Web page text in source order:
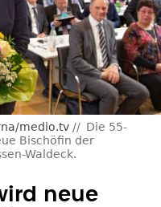
medio.tv
Die 55-
Bischöfin der
Waldeck.
neue